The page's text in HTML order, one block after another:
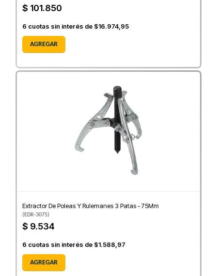
$ 101.850
6 cuotas sin interés de $16.974,95
AGREGAR
Extractor De Poleas Y Rulemanes 3 Patas - 75Mm
(EDR-3075)
$ 9.534
6 cuotas sin interés de $1.588,97
AGREGAR